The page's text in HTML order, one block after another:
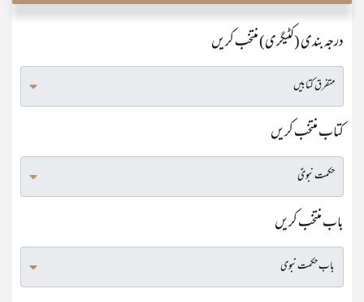
درجہ بندی (کٹیگری) منتخب کریں
کتاب منتخب کریں
باب منتخب کریں